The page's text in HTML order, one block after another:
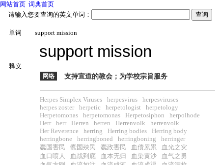
网站首页 词典首页
请输入您要查询的英文单词：
单词 support mission
释义
support mission
网络 支持宣道的教会；为学校宗旨服务
Herpes Simplex Viruses herpesvirus
herpesviruses
herpes zoster
herpetic herpetologist
herpetology
Herpetomonas
herpetomonas Herpetosiphon
herpolhode
Herr
herr Herren herren Herrenvolk
herrenvolk
Her Reverence
herring Herring bodies
Herring body
herringbone
herringboned herringboning
herringer
蠹国害民
蠹国殃民 蠹政害民 血债累累
血光之灾
血口喷人
血战到底 血本无归 血染黄沙
血气之勇